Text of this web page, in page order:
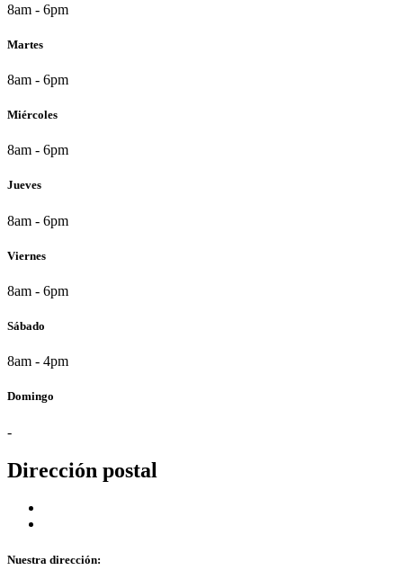
8am - 6pm
Martes
8am - 6pm
Miércoles
8am - 6pm
Jueves
8am - 6pm
Viernes
8am - 6pm
Sábado
8am - 4pm
Domingo
-
Dirección postal
Nuestra dirección: